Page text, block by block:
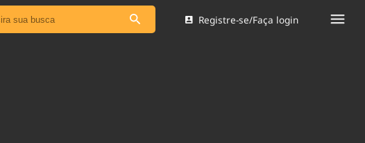
Ver todas as notícias
Registre-se/Faça login